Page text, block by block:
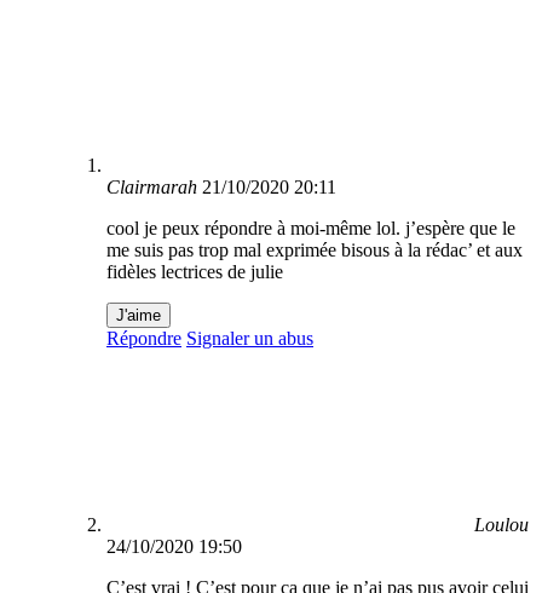
Clairmarah 21/10/2020 20:11
cool je peux répondre à moi-même lol. j’espère que le
me suis pas trop mal exprimée bisous à la rédac’ et aux
fidèles lectrices de julie
J'aime
Répondre Signaler un abus
Loulou
24/10/2020 19:50
C’est vrai ! C’est pour ça que je n’ai pas pus avoir celui